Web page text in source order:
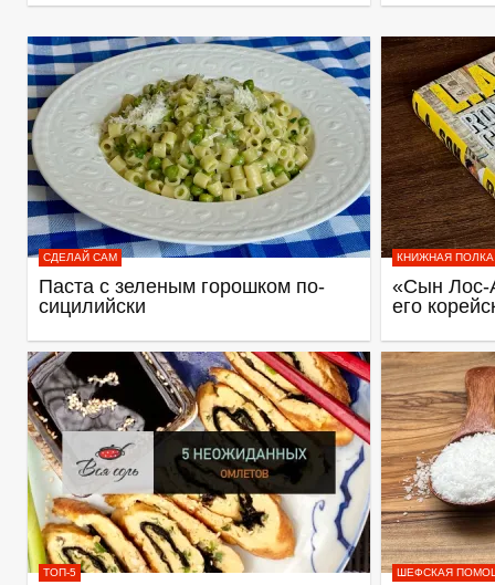
СДЕЛАЙ САМ
Паста с зеленым горошком по-
сицилийски
КНИЖНАЯ ПОЛКА
«Сын Лос-
его
ТОП-5 ШЕФСКАЯ